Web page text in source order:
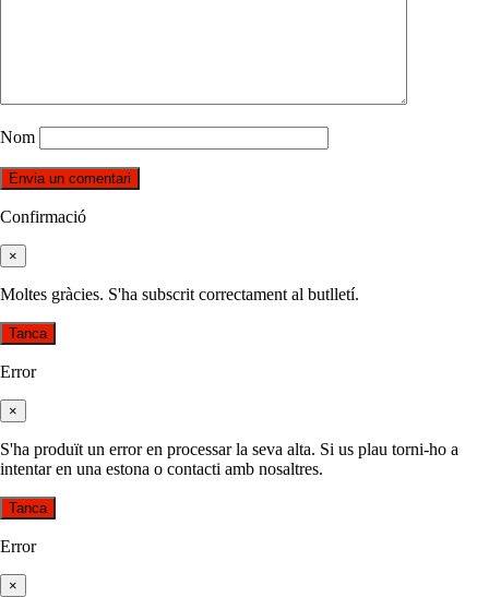
Nom
Confirmació
×
Moltes gràcies. S'ha subscrit correctament al butlletí.
Tanca
Error
×
S'ha produït un error en processar la seva alta. Si us plau torni-ho a
intentar en una estona o contacti amb nosaltres.
Tanca
Error
×